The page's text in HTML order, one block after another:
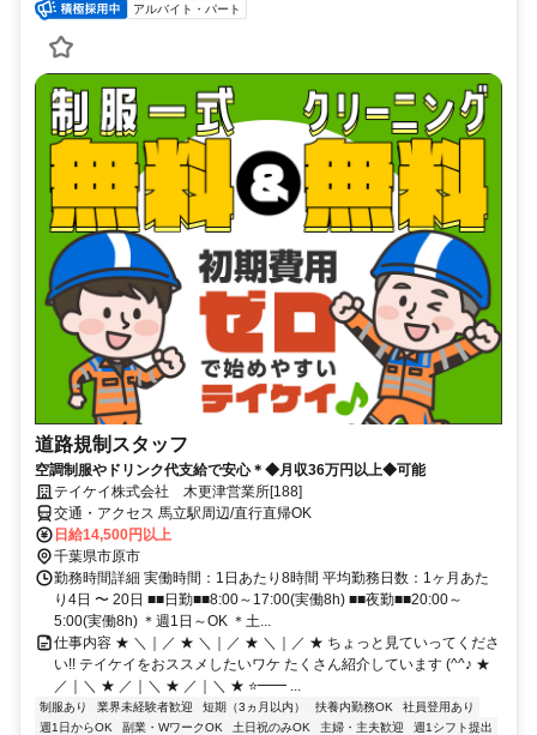
アルバイト・パート
道路規制スタッフ
空調制服やドリンク代支給で安心＊◆月収36万円以上◆可能
テイケイ株式会社 木更津営業所[188]
交通・アクセス 馬立駅周辺/直行直帰OK
日給14,500円以上
千葉県市原市
勤務時間詳細 実働時間：1日あたり8時間 平均勤務日数：1ヶ月あた
り4日 〜 20日 ■■日勤■■8:00～17:00(実働8h) ■■夜勤■■20:00～
5:00(実働8h) ＊週1日～OK ＊土...
仕事内容 ★ ＼｜／ ★ ＼｜／ ★ ＼｜／ ★ ちょっと見ていってくださ
い!! テイケイをおススメしたいワケ たくさん紹介しています (^^♪ ★
／｜＼ ★ ／｜＼ ★ ／｜＼ ★ ⭐━━ ...
制服あり 業界未経験者歓迎 短期（3ヵ月以内） 扶養内勤務OK
社員登用あり
週1日からOK
副業・WワークOK 土日祝のみOK 主婦・主夫歓迎
週1シフト提出